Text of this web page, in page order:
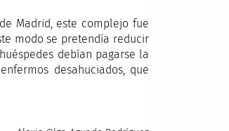
Madrid, este complejo fue
modo se pretendía reducir
debían pagarse la
desahuciados, que